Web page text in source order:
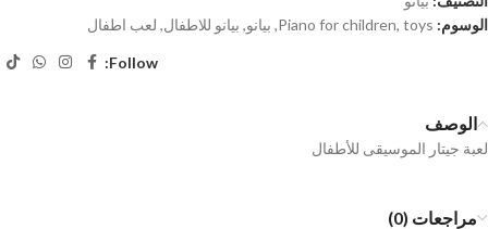
الوسوم:
Piano for children, toys
, بيانو, بيانو للاطفال, لعب اطفال
Follow:
الوصف
لعبة جيتار الموسيقى للأطفال
مراجعات (0)